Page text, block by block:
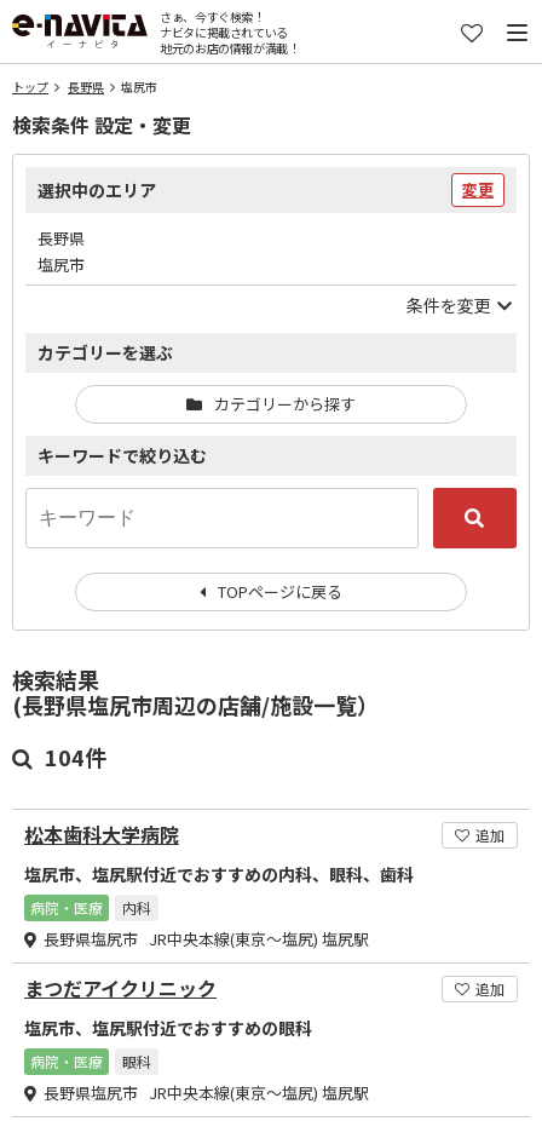
さぁ、今すぐ検索！
ナビタに掲載されている
地元のお店の情報が満載！
トップ 長野県 塩尻市
検索結果
(長野県塩尻市周辺の店舗/施設一覧）
104件
松本歯科大学病院 追加
塩尻市、塩尻駅付近でおすすめの内科、眼科、歯科
病院・医療 内科
長野県塩尻市 JR中央本線(東京～塩尻) 塩尻駅
まつだアイクリニック 追加
塩尻市、塩尻駅付近でおすすめの眼科
病院・医療 眼科
長野県塩尻市 JR中央本線(東京～塩尻) 塩尻駅
検索条件 設定・変更
選択中のエリア 変更
長野県
塩尻市
条件を変更
カテゴリーを選ぶ
カテゴリーから探す
キーワードで絞り込む
TOPページに戻る